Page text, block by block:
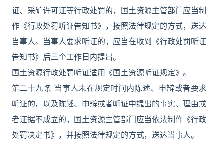
证、采矿许可证等行政处罚的，国土资源主管部门应当制
作《行政处罚听证告知书》，按照法律规定的方式，送达
当事人。当事人要求听证的，应当在收到《行政处罚听证
告知书》后三个工作日内提出。
国土资源行政处罚听证适用《国土资源听证规定》。
第二十九条 当事人未在规定时间内陈述、申辩或者要求
听证的，以及陈述、申辩或者听证中提出的事实、理由或
者证据不成立的，国土资源主管部门应当依法制作《行政
处罚决定书》，并按照法律规定的方式，送达当事人。